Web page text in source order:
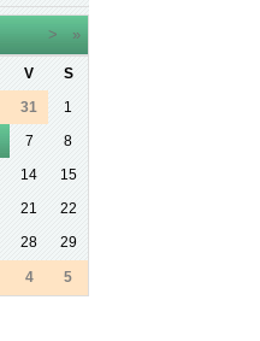
> »
V
S
31
1
7
8
14
15
21
22
28 29
4 5